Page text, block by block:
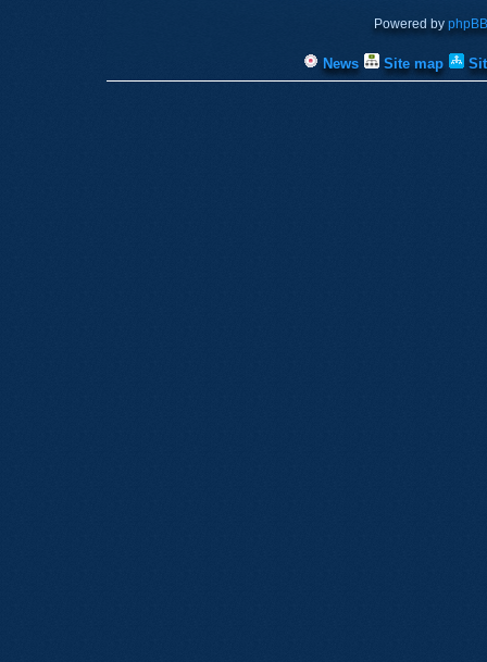
Powered by phpBB
News Site map